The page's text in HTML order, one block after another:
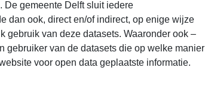
De gemeente Delft sluit iedere
dan ook, direct en/of indirect, op enige wijze
gebruik van deze datasets. Waaronder ook –
gebruiker van de datasets die op welke manier
voor open data geplaatste informatie.